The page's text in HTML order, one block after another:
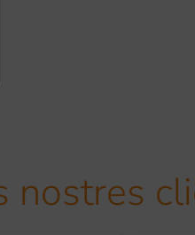
nostres